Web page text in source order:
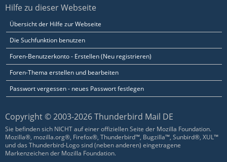
Hilfe zu dieser Webseite
Übersicht der Hilfe zur Webseite
Die Suchfunktion benutzen
Foren-Benutzerkonto - Erstellen (Neu registrieren)
Foren-Thema erstellen und bearbeiten
Passwort vergessen - neues Passwort festlegen
Copyright © 2003-2026 Thunderbird Mail DE
Sie befinden sich NICHT auf einer offiziellen Seite der Mozilla Foundation.
Mozilla®, mozilla.org®, Firefox®, Thunderbird™, Bugzilla™, Sunbird®, XUL™
und das Thunderbird-Logo sind (neben anderen) eingetragene
Markenzeichen der Mozilla Foundation.